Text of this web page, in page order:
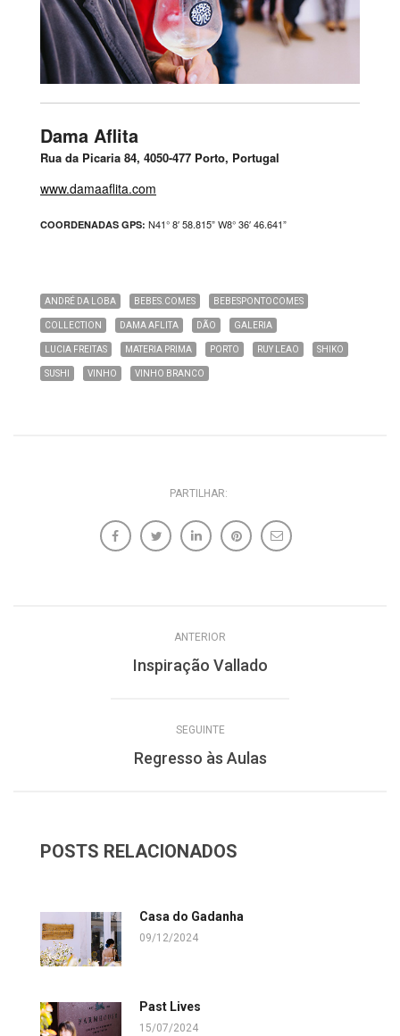
Dama Aflita
Rua da Picaria 84, 4050-477 Porto, Portugal
www.damaaflita.com
COORDENADAS GPS: N41° 8′ 58.815” W8° 36′ 46.641”
ANDRÉ DA LOBA BEBES.COMES BEBESPONTOCOMES
COLLECTION DAMA AFLITA DÃO GALERIA
LUCIA FREITAS MATERIA PRIMA PORTO RUY LEAO SHIKO
SUSHI VINHO VINHO BRANCO
PARTILHAR:
ANTERIOR
Inspiração Vallado
SEGUINTE
Regresso às Aulas
POSTS RELACIONADOS
Casa do Gadanha
09/12/2024
Past Lives
15/07/2024